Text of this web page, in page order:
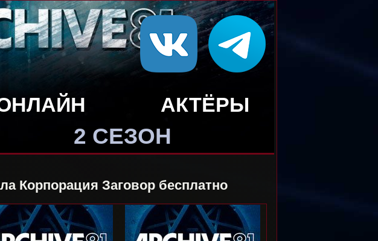
АКТЁРЫ
2 СЕЗОН
Корпорация Заговор бесплатно